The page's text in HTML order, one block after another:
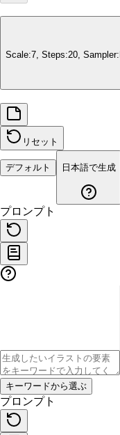
Scale:7, Steps:20, Sampler:
リセット
デフォルト 日本語で生成
プロンプト
キーワードから選ぶ
プロンプト